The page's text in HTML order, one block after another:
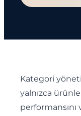
Kategori
yalnızca